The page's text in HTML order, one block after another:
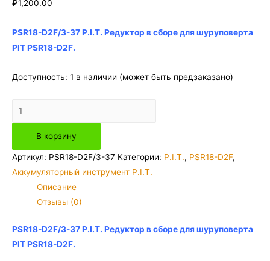
₽1,200.00
PSR18-D2F/3-37 P.I.T. Редуктор в сборе для шуруповерта
PIT PSR18-D2F.
Доступность: 1 в наличии (может быть предзаказано)
Количество
товара
PSR18-
D2F/3-
сборе
для
В корзину
Артикул: PSR18-D2F/3-37 Категории: P.I.T., PSR18-D2F,
Аккумуляторный инструмент P.I.T.
Описание
Отзывы (0)
PSR18-D2F/3-37 P.I.T. Редуктор в сборе для шуруповерта
PIT PSR18-D2F.